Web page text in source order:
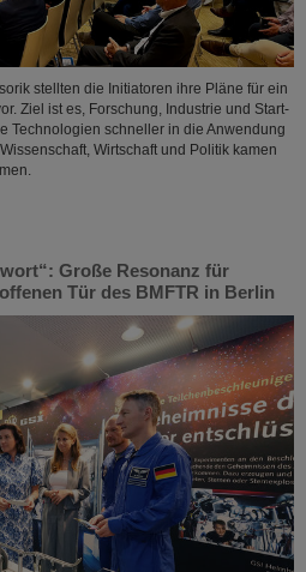
stellten die Initiatoren ihre Pläne für ein
Ziel ist es, Forschung, Industrie und Start-
Technologien schneller in die Anwendung
Wirtschaft und Politik kamen
Große Resonanz für
Tür des BMFTR in Berlin